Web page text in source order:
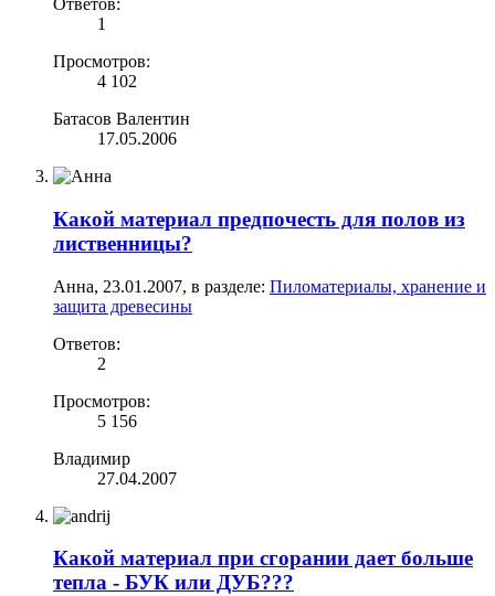
Ответов:
1
Просмотров:
4 102
Батасов Валентин
17.05.2006
Какой материал предпочесть для полов из
лиственницы?
Анна, 23.01.2007, в разделе: Пиломатериалы, хранение и
защита древесины
Ответов:
2
Просмотров:
5 156
Владимир
27.04.2007
Какой материал при сгорании дает больше
тепла - БУК или ДУБ???